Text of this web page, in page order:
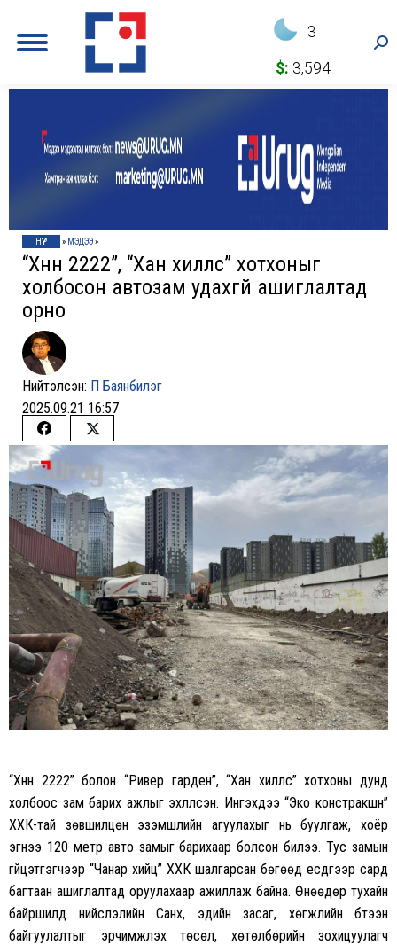
3
$: 3,594
НҮҮР » МЭДЭЭ»
“Хүннү 2222”, “Хан хиллс” хотхоныг
холбосон автозам удахгүй ашиглалтад
орно
Нийтэлсэн: П Баянбилэг
2025.09.21 16:57
Share
on
Facebook
Share
on
Twitter
“Хүннү 2222” болон “Ривер гарден”, “Хан хиллс” хотхоны дунд
холбоос зам барих ажлыг эхлүүлсэн. Ингэхдээ “Эко констракшн”
ХХК-тай зөвшилцөн эзэмшлийн агуулахыг нь буулгаж, хоёр
эгнээ 120 метр авто замыг барихаар болсон билээ. Тус замын
гүйцэтгэгчээр “Чанар хийц” ХХК шалгарсан бөгөөд есдүгээр сард
багтаан ашиглалтад оруулахаар ажиллаж байна. Өнөөдөр тухайн
байршилд нийслэлийн Санхүү, эдийн засаг, хөгжлийн бүтээн
байгуулалтыг эрчимжүүлэх төсөл, хөтөлбөрийн зохицуулагч